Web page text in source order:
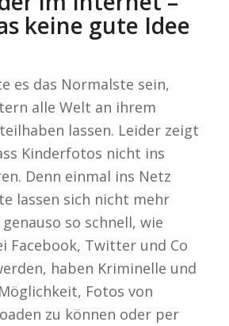
keine gute Idee
es das Normalste sein,
alle Welt an ihrem
lassen. Leider zeigt
Kinderfotos nicht ins
Denn einmal ins Netz
lassen sich nicht mehr
so schnell, wie
Facebook, Twitter und Co
haben Kriminelle und
Fotos von
zu können oder per